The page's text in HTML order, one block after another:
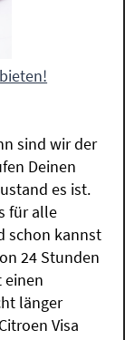
sind wir der
Deinen
es ist.
für alle
schon kannst
24 Stunden
einen
länger
Visa